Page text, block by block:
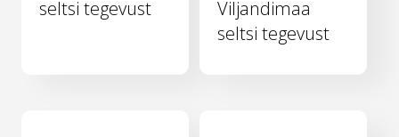
seltsi tegevust
Viljandimaa
seltsi tegevust